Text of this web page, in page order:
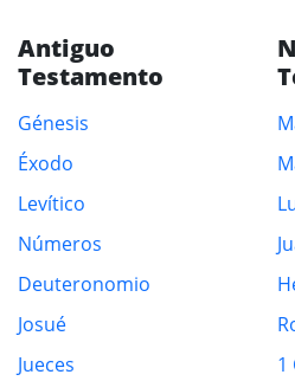
Antiguo
Testamento
Génesis
Éxodo
Levítico
Números
Deuteronomio
Josué
Jueces
1